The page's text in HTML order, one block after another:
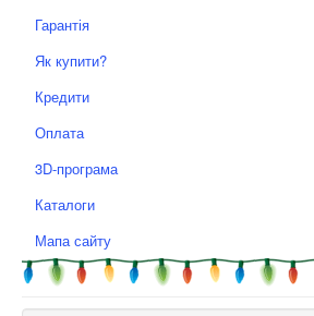
Гарантія
Як купити?
Кредити
Оплата
3D-програма
Каталоги
Мапа сайту